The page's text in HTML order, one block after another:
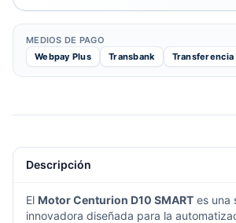
MEDIOS DE PAGO
Webpay Plus
Transbank Transferencia
Descripción
El Motor Centurion D10 SMART es una
innovadora diseñada para la